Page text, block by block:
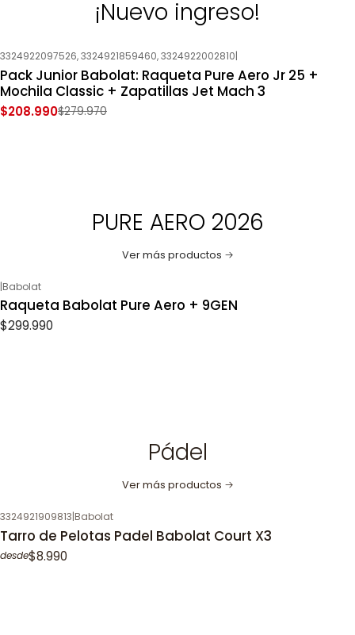
¡Nuevo ingreso!
-25% OFF
Nuevo
3324922097526, 3324921859460, 3324922002810|
Pack Junior Babolat: Raqueta Pure Aero Jr 25 +
Mochila Classic + Zapatillas Jet Mach 3
$208.990$279.970
PURE AERO 2026
Ver más productos
|Babolat
Raqueta Babolat Pure Aero + 9GEN
$299.990
Pádel
Ver más productos
3324921909813|Babolat
Tarro de Pelotas Padel Babolat Court X3
desde$8.990